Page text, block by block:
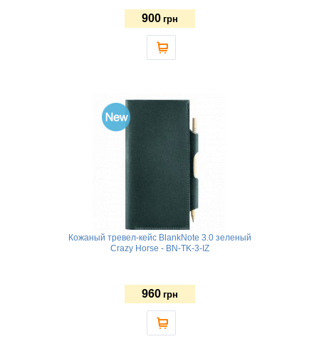
900 грн
Кожаный тревел-кейс BlankNote 3.0 зеленый
Crazy Horse - BN-TK-3-IZ
960 грн